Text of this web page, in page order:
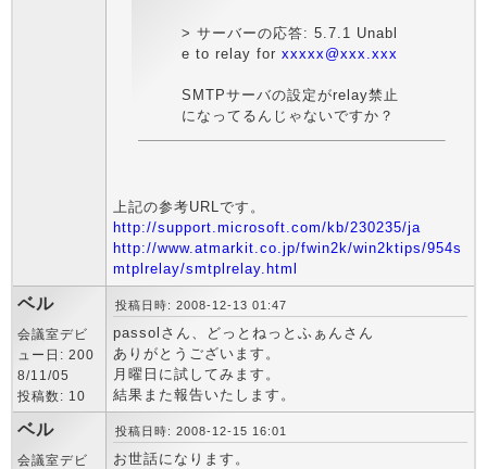
> サーバーの応答: 5.7.1 Unabl
e to relay for xxxxx@xxx.xxx
SMTPサーバの設定がrelay禁止
になってるんじゃないですか？
上記の参考URLです。
http://support.microsoft.com/kb/230235/ja
http://www.atmarkit.co.jp/fwin2k/win2ktips/954s
mtplrelay/smtplrelay.html
ベル
会議室デビ
ュー日: 200
8/11/05
投稿数: 10
投稿日時: 2008-12-13 01:47
passolさん、どっとねっとふぁんさん
ありがとうございます。
月曜日に試してみます。
結果また報告いたします。
ベル
会議室デビ
投稿日時: 2008-12-15 16:01
お世話になります。